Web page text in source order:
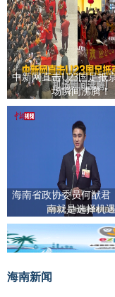
中新网直击U23国足抵
场瞬间沸腾！
海南省政协委员何猷君
南就是选择机遇
海南新闻